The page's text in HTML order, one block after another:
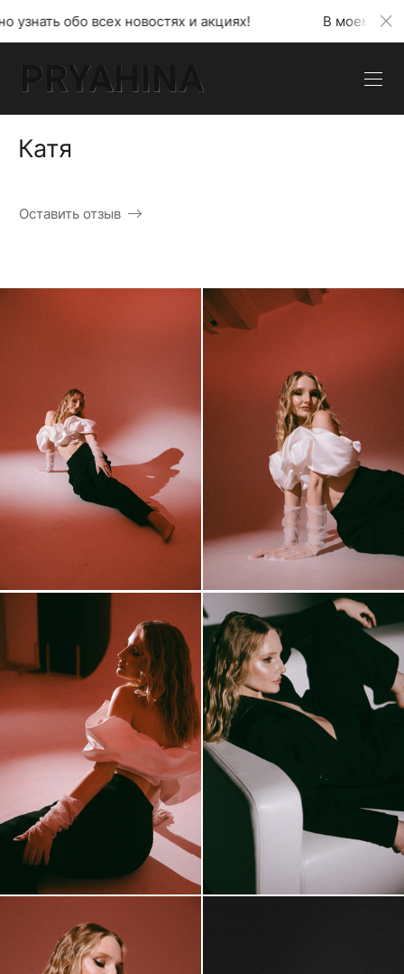
новостях и акциях! В моем телеграмм канале
Катя
Оставить отзыв